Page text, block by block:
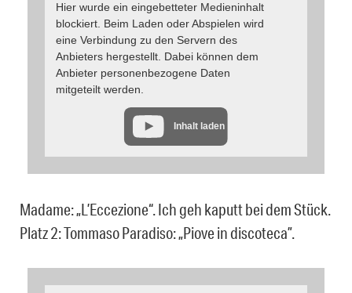
Hier wurde ein eingebetteter Medieninhalt
blockiert. Beim Laden oder Abspielen wird
eine Verbindung zu den Servern des
Anbieters hergestellt. Dabei können dem
Anbieter personenbezogene Daten
mitgeteilt werden.
Inhalt laden
Madame: „L’Eccezione“. Ich geh kaputt bei dem Stück.
Platz 2: Tommaso Paradiso: „Piove in discoteca”.